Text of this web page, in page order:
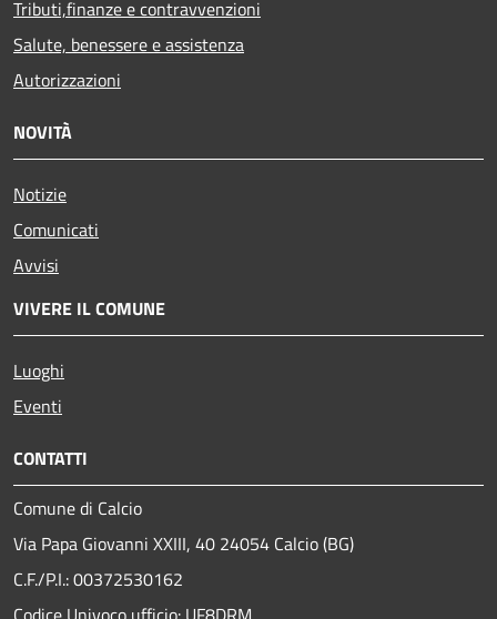
Tributi,finanze e contravvenzioni
Salute, benessere e assistenza
Autorizzazioni
NOVITÀ
Notizie
Comunicati
Avvisi
VIVERE IL COMUNE
Luoghi
Eventi
CONTATTI
Comune di Calcio
Via Papa Giovanni XXIII, 40 24054 Calcio (BG)
C.F./P.I.: 00372530162